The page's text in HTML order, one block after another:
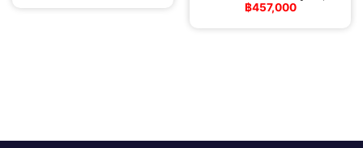
฿457,000